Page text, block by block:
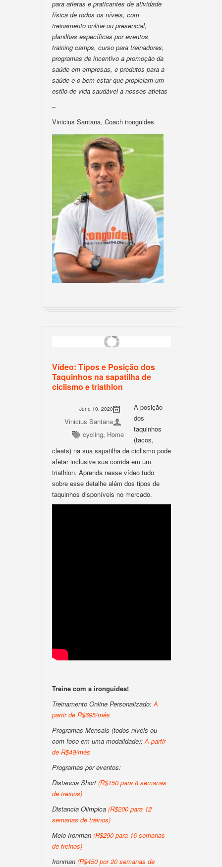
para atletas e praticantes de atividade
física de todos os níveis, com
treinamento online ou presencial,
planilhas específicas por eventos,
training camps, curso para treinadores,
programas de incentivo a promoção da
saúde em empresas, e produtos para a
saúde e o bem-estar que propiciam um
estilo de vida saudável a nossos atletas
–
Vinicius Santana, Coach ironguides
Vídeo: Tipos e Posição dos
Taquinhos na sapatilha de
ciclismo e triathlon
June 10, 2020
Vinicius Santana
cycling, Home
A posição
dos
taquinhos
(tacos,
cleats) na sua sapatilha de ciclismo pode
afetar inclusive sua corrida em um
triathlon. Aprenda nesse vídeo tudo
sobre esse detalhe além dos tipos de
taquinhos disponíveis no mercado.
–
Treine com a ironguides!
Treinamento Online Personalizado:A
partir de R$695/mês
Programas Mensais (todos niveis ou
com foco em uma modalidade):A partir
de R$49/mês
Programas por eventos:
Distancia Short (R$150 para 8 semanas
de treinos)
Distancia Olimpica (R$200 para 12
semanas de treinos)
Meio Ironman (R$290 para 16 semanas
de treinos)
Ironman (R$450 por 20 semanas de